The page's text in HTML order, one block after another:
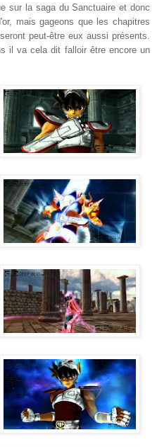
sur la saga du Sanctuaire et donc
mais gageons que les chapitres
peut-être eux aussi présents.
il va cela dit falloir être encore un